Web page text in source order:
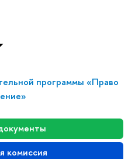
программы «Право
комиссия